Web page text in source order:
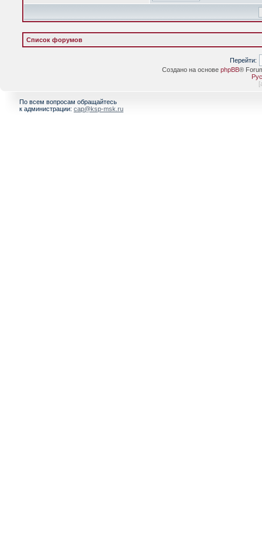
Список форумов
Перейти:
Создано на основе phpBB®
[
По всем вопросам обращайтесь
к администрации: cap@ksp-msk.ru